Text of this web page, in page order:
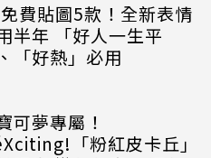
費貼圖5款！全新表情
半年 「好人一生平
「好熱」必用
可夢專屬！
「粉紅皮卡丘」